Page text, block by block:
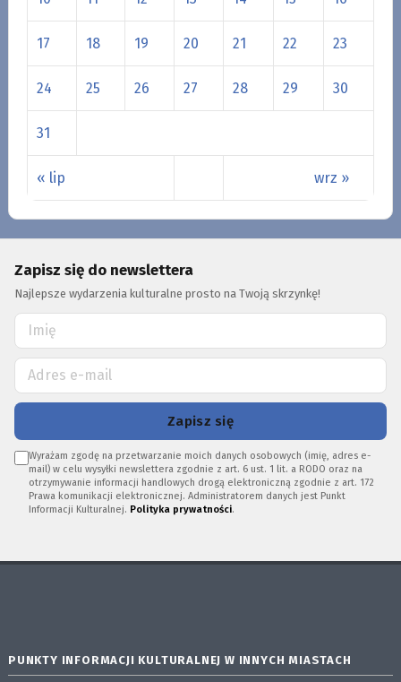
« lip wrz »
17 18 19 20 21 22 23
24 25 26 27 28 29 30
31
Zapisz się do newslettera
Najlepsze wydarzenia kulturalne prosto na Twoją skrzynkę!
Zapisz się
Wyrażam zgodę na przetwarzanie moich danych osobowych (imię, adres e-
mail) w celu wysyłki newslettera zgodnie z art. 6 ust. 1 lit. a RODO oraz na
otrzymywanie informacji handlowych drogą elektroniczną zgodnie z art. 172
Prawa komunikacji elektronicznej. Administratorem danych jest Punkt
Informacji Kulturalnej. Polityka prywatności.
PUNKTY INFORMACJI KULTURALNEJ W INNYCH MIASTACH